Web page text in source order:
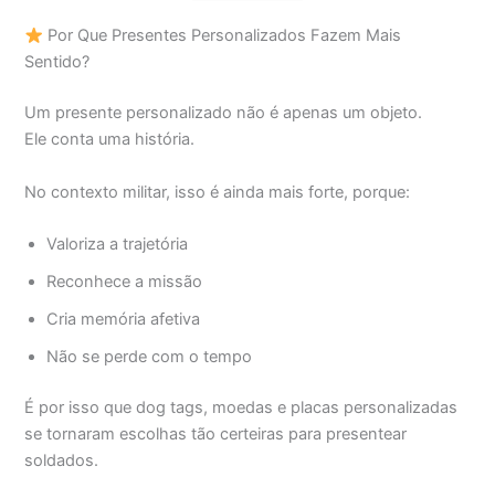
Por Que Presentes Personalizados Fazem Mais
Sentido?
Um presente personalizado não é apenas um objeto.
Ele conta uma história.
No contexto militar, isso é ainda mais forte, porque:
Valoriza a trajetória
Reconhece a missão
Cria memória afetiva
Não se perde com o tempo
É por isso que dog tags, moedas e placas personalizadas
se tornaram escolhas tão certeiras para presentear
soldados.